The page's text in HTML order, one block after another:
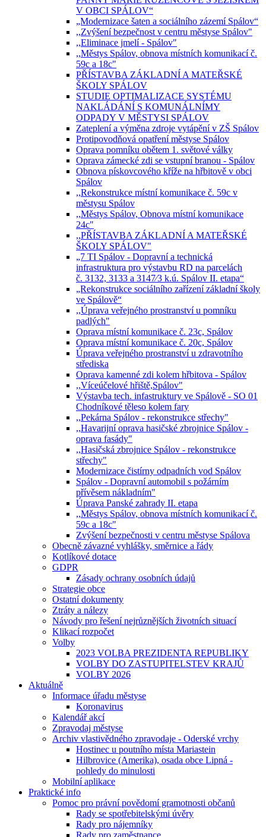
V OBCI SPÁLOV“
„Modernizace šaten a sociálního zázemí Spálov“
,,Zvýšení bezpečnost v centru městyse Spálov"
,,Eliminace jmelí - Spálov"
,,Městys Spálov, obnova místních komunikací č.
59c a 18c"
PŘÍSTAVBA ZÁKLADNÍ A MATEŘSKÉ
ŠKOLY SPÁLOV
STUDIE OPTIMALIZACE SYSTÉMU
NAKLÁDÁNÍ S KOMUNÁLNÍMY
ODPADY V MĚSTYSI SPÁLOV
Zateplení a výměna zdroje vytápění v ZŠ Spálov
Protipovodňová opatření městyse Spálov
Oprava pomníku obětem 1. světové války
Oprava zámecké zdi se vstupní branou - Spálov
Obnova pískovcového kříže na hřbitově v obci
Spálov
,,Rekonstrukce místní komunikace č. 59c v
městysu Spálov
,,Městys Spálov, Obnova místní komunikace
24c"
,,PŘÍSTAVBA ZÁKLADNÍ A MATEŘSKÉ
ŠKOLY SPÁLOV"
„7 TI Spálov - Dopravní a technická
infrastruktura pro výstavbu RD na parcelách
č. 3132, 3133 a 3147⁄3 k.ú. Spálov II. etapa“
„Rekonstrukce sociálního zařízení základní školy
ve Spálově“
,,Úprava veřejného prostranství u pomníku
padlých"
Oprava místní komunikace č. 23c, Spálov
Oprava místní komunikace č. 20c, Spálov
Úprava veřejného prostranství u zdravotního
střediska
Oprava kamenné zdi kolem hřbitova - Spálov
,,Víceúčelové hřiště,Spálov"
Výstavba tech. infastruktury ve Spálově - SO 01
Chodníkové těleso kolem fary
,,Pekárna Spálov - rekonstrukce střechy"
,,Havarijní oprava hasičské zbrojnice Spálov -
oprava fasády"
,,Hasičská zbrojnice Spálov - rekonstrukce
střechy"
Modernizace čistírny odpadních vod Spálov
Spálov - Dopravní automobil s požárním
přívěsem nákladním"
Úprava Panské zahrady II. etapa
,,Městys Spálov, obnova místních komunikací č.
59c a 18c"
Zvýšení bezpečnosti v centru městyse Spálova
Obecně závazné vyhlášky, směrnice a řády
Kotlíkové dotace
GDPR
Zásady ochrany osobních údajů
Strategie obce
Ostatní dokumenty
Ztráty a nálezy
Návody pro řešení nejrůznějších životních situací
Klikací rozpočet
Volby
2023 VOLBA PREZIDENTA REPUBLIKY
VOLBY DO ZASTUPITELSTEV KRAJŮ
VOLBY 2026
Aktuálně
Informace úřadu městyse
Koronavirus
Kalendář akcí
Zpravodaj městyse
Archiv vlastivědného zpravodaje - Oderské vrchy
Hostinec u poutního místa Mariastein
Hilbrovice (Amerika), osada obce Lipná -
pohledy do minulosti
Mobilní aplikace
Praktické info
Pomoc pro právní povědomí gramotnosti občanů
Rady se spotřebitelskými úvěry
Rady pro nájemníky
Rady pro zaměstnance